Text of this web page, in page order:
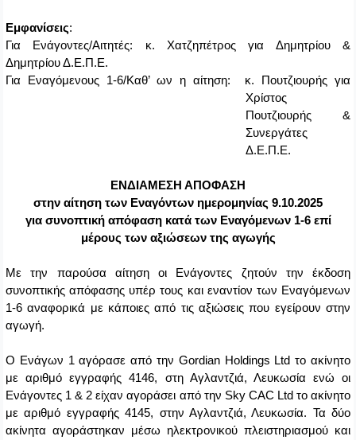
Εμφανίσεις:
Για Ενάγοντες/Αιτητές: κ. Χατζηπέτρος για Δημητρίου &
Δημητρίου Δ.Ε.Π.Ε.
Για Εναγόμενους 1-6/Καθ’ ων η αίτηση: κ. Πουτζιουρής για
Χρίστος
Πουτζιουρής &
Συνεργάτες
Δ.Ε.Π.Ε.
ΕΝΔΙΑΜΕΣΗ ΑΠΟΦΑΣΗ
στην αίτηση των Εναγόντων ημερομηνίας 9.10.2025
για συνοπτική απόφαση κατά των Εναγόμενων 1-6 επί
μέρους των αξιώσεων της αγωγής
Με την παρούσα αίτηση οι Ενάγοντες ζητούν την έκδοση
συνοπτικής απόφασης υπέρ τους και εναντίον των Εναγόμενων
1-6 αναφορικά με κάποιες από τις αξιώσεις που εγείρουν στην
αγωγή.
Ο Ενάγων 1 αγόρασε από την Gordian Holdings Ltd το ακίνητο
με αριθμό εγγραφής 4146, στη Αγλαντζιά, Λευκωσία ενώ οι
Ενάγοντες 1 & 2 είχαν αγοράσει από την Sky CAC Ltdτο ακίνητο
με αριθμό εγγραφής 4145, στην Αγλαντζιά, Λευκωσία. Τα δύο
ακίνητα αγοράστηκαν μέσω ηλεκτρονικού πλειστηριασμού και